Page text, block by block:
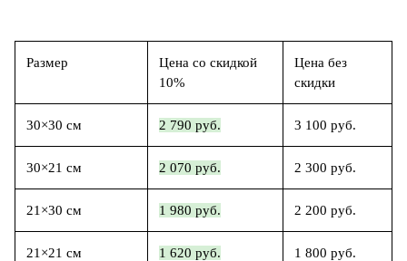
Размер
Цена со скидкой
10%
Цена без
скидки
30×30 см 2 790 руб. 3 100 руб.
30×21 см 2 070 руб. 2 300 руб.
21×30 см 1 980 руб. 2 200 руб.
21×21 см 1 620 руб. 1 800 руб.